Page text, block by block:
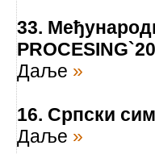
33.
PROCESING`20
Даље »
16. Српски
Даље »